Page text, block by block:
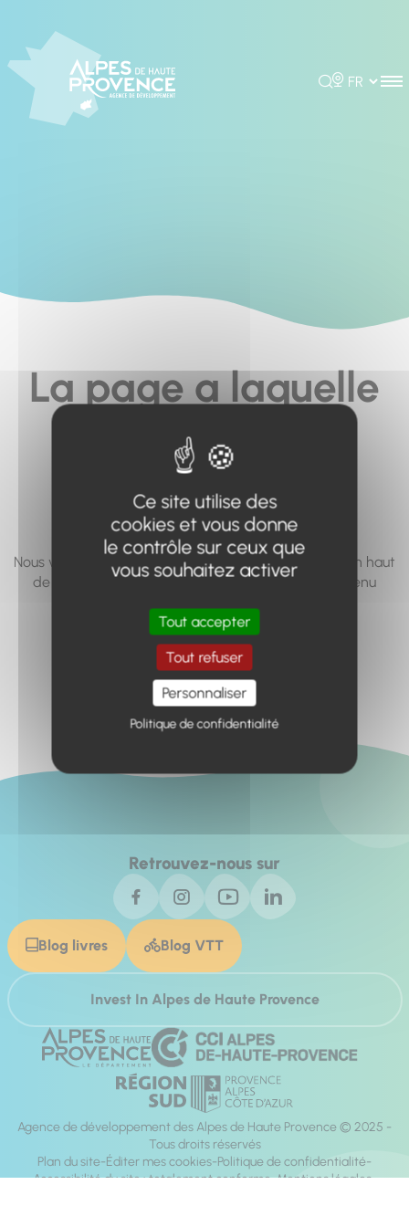
Rechercher
Choisir la
La page a laquelle
vous cherchez à
accéder n'existe
pas... ou plus.
Nous vous invitons à utiliser le moteur de recherche en haut
de page, ou à utiliser le menu pour trouver le contenu
Retour à l'accueil
Retrouvez-nous sur
Blog livres Blog VTT
Invest In Alpes de Haute Provence
Agence de développement des Alpes de Haute Provence © 2025 -
Tous droits réservés
Plan du site Éditer mes cookies Politique de confidentialité
Accessibilité du site : totalement conforme Mentions légales
Ce site utilise des
cookies et vous donne
le contrôle sur ceux que
vous souhaitez activer
Tout accepter
Tout refuser
Personnaliser
Politique de confidentialité